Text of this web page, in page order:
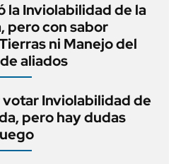
la Inviolabilidad de la
pero con sabor
ni Manejo del
aliados
votar Inviolabilidad de
pero hay dudas